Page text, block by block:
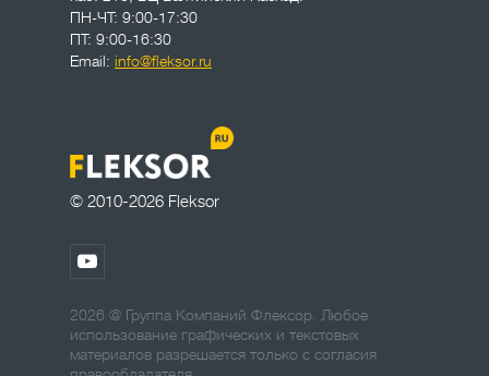
© 2010-2026 Fleksor
ПН-ЧТ: 9:00-17:30
ПТ: 9:00-16:30
Email: info@fleksor.ru
2026 @ Группа Компаний Флексор. Любое
использование графических и текстовых
материалов разрешается только с согласия